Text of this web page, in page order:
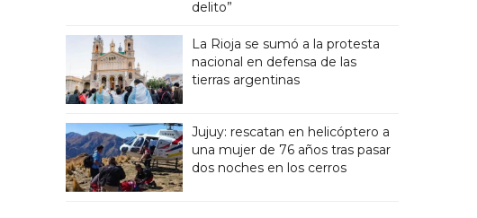
delito”
La Rioja se sumó a la protesta
nacional en defensa de las
tierras argentinas
Jujuy: rescatan en helicóptero a
una mujer de 76 años tras pasar
dos noches en los cerros